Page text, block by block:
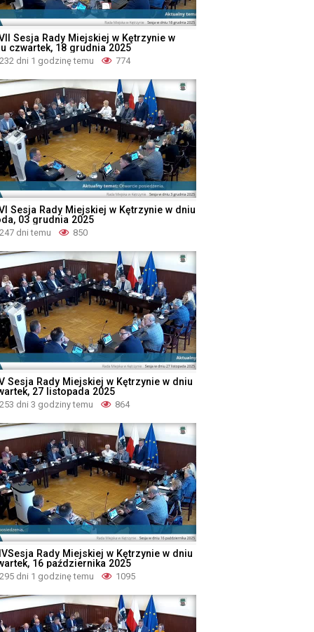
Sesja Rady Miejskiej w Kętrzynie w
czwartek, 18 grudnia 2025
232 dni 1 godzinę temu 774
Sesja Rady Miejskiej w Kętrzynie w dniu
03 grudnia 2025
247 dni temu 850
Sesja Rady Miejskiej w Kętrzynie w dniu
27 listopada 2025
253 dni 3 godziny temu 864
Rady Miejskiej w Kętrzynie w dniu
16 października 2025
295 dni 1 godzinę temu 1095